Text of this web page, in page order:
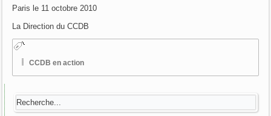
Paris le 11 octobre 2010
La Direction du CCDB
CCDB en action